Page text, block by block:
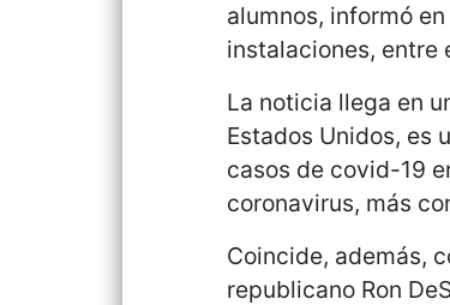
alumnos, informó
instalaciones, entre
La noticia llega en
Estados Unidos, es
casos de covid-19
coronavirus, más
Coincide, además,
republicano Ron